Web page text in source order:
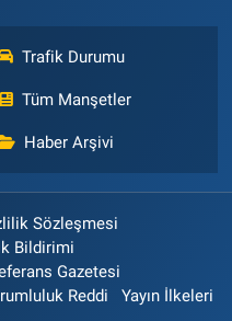
Trafik Durumu
Tüm Manşetler
Haber Arşivi
Sözleşmesi
Bildirimi
Gazetesi
Reddi Yayın İlkeleri